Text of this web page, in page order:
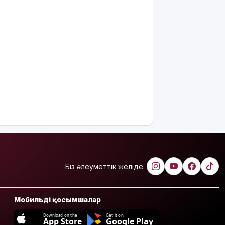
Біз әлеуметтік желіде:
Мобильді қосымшалар
Download on the
App Store
Get it on
Google Play